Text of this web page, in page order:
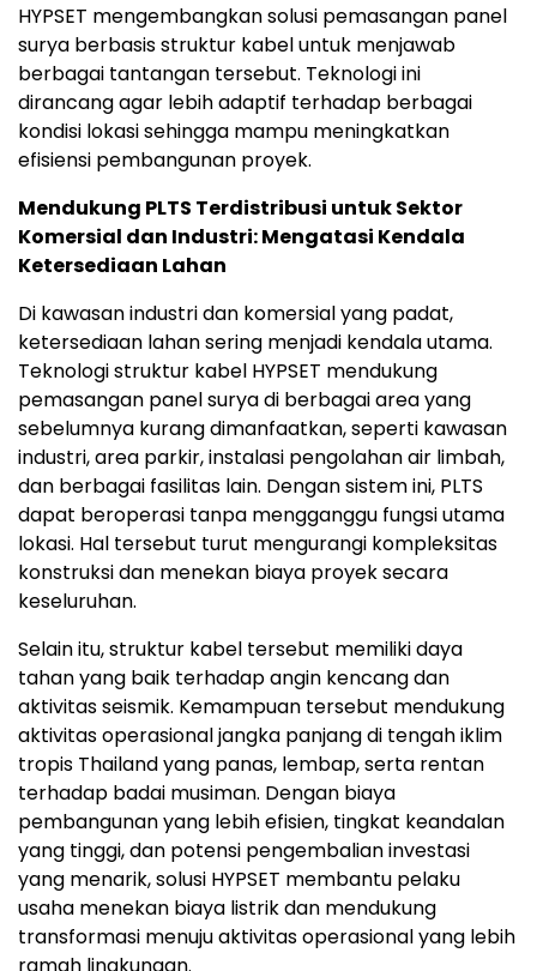
HYPSET mengembangkan solusi pemasangan panel
surya berbasis struktur kabel untuk menjawab
berbagai tantangan tersebut. Teknologi ini
dirancang agar lebih adaptif terhadap berbagai
kondisi lokasi sehingga mampu meningkatkan
efisiensi pembangunan proyek.
Mendukung PLTS Terdistribusi untuk Sektor
Komersial dan Industri: Mengatasi Kendala
Ketersediaan Lahan
Di kawasan industri dan komersial yang padat,
ketersediaan lahan sering menjadi kendala utama.
Teknologi struktur kabel HYPSET mendukung
pemasangan panel surya di berbagai area yang
sebelumnya kurang dimanfaatkan, seperti kawasan
industri, area parkir, instalasi pengolahan air limbah,
dan berbagai fasilitas lain. Dengan sistem ini, PLTS
dapat beroperasi tanpa mengganggu fungsi utama
lokasi. Hal tersebut turut mengurangi kompleksitas
konstruksi dan menekan biaya proyek secara
keseluruhan.
Selain itu, struktur kabel tersebut memiliki daya
tahan yang baik terhadap angin kencang dan
aktivitas seismik. Kemampuan tersebut mendukung
aktivitas operasional jangka panjang di tengah iklim
tropis Thailand yang panas, lembap, serta rentan
terhadap badai musiman. Dengan biaya
pembangunan yang lebih efisien, tingkat keandalan
yang tinggi, dan potensi pengembalian investasi
yang menarik, solusi HYPSET membantu pelaku
usaha menekan biaya listrik dan mendukung
transformasi menuju aktivitas operasional yang lebih
ramah lingkungan.